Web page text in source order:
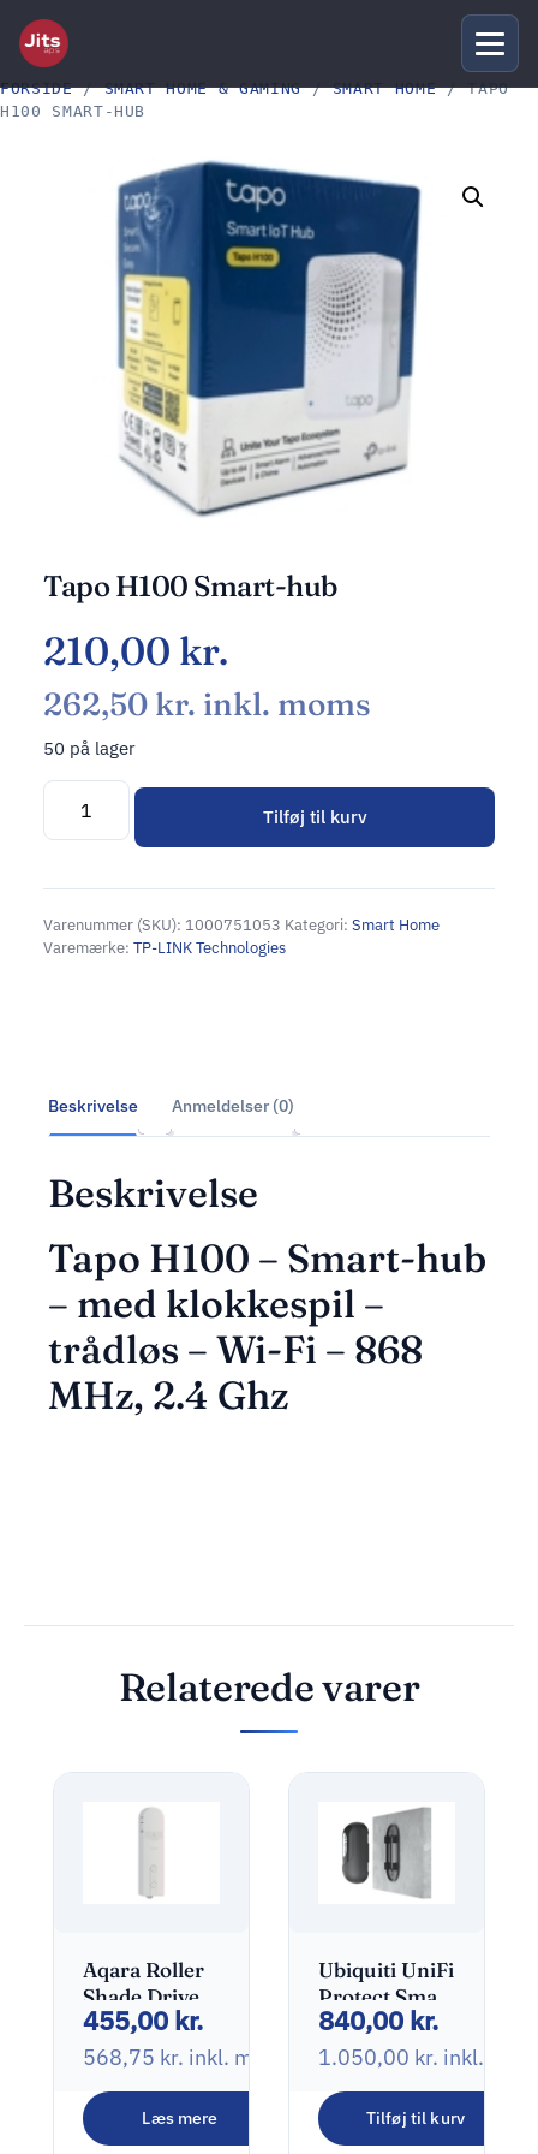
FORSIDE/SMART HOME & GAMING/SMART HOME/ TAPO
H100 SMART-HUB
Tapo H100 Smart-hub
210,00 kr.
262,50 kr. inkl. moms
50 på lager
Tilføj til kurv
Alternative:
Varenummer (SKU): 1000751053 Kategori: Smart Home
Varemærke: TP-LINK Technologies
Beskrivelse Anmeldelser (0)
Beskrivelse
Tapo H100 – Smart-hub
– med klokkespil –
trådløs – Wi-Fi – 868
MHz, 2.4 Ghz
Relaterede varer
Aqara Roller
Shade Driver
E1
Rullelukkerkontrol
455,00 kr.
568,75 kr. inkl. moms
Læs mere
Ubiquiti UniFi
Protect Smart
Sikkerhedslys
10.5W
840,00 kr.
1.050,00 kr. inkl.
Tilføj til kurv